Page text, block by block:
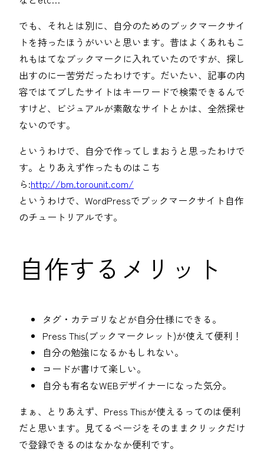
でも、それとは別に、自分のためのブックマークサイ
トを持ったほうがいいと思います。昔はよくあれもこ
れもはてなブックマークに入れていたのですが、探し
出すのに一苦労だったわけです。だいたい、記事の内
容ではてブしたサイトはキーワードで検索できるんで
すけど、ビジュアルが素敵なサイトとかは、全然探せ
ないのです。
というわけで、自分で作ってしまおうと思ったわけで
す。とりあえず作ったものはこち
ら:http://bm.torounit.com/
というわけで、WordPressでブックマークサイト自作
のチュートリアルです。
自作するメリット
タグ・カテゴリなどが自分仕様にできる。
Press This(ブックマークレット)が使えて便利！
自分の勉強になるかもしれない。
コードが書けて楽しい。
自分も有名なWEBデザイナーになった気分。
まぁ、とりあえず、Press Thisが使えるってのは便利
だと思います。見てるページをそのままクリックだけ
で登録できるのはなかなか便利です。